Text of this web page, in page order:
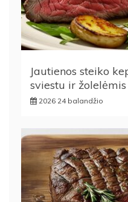
Jautienos steiko
sviestu ir žolelėmis
2026 24 balandžio